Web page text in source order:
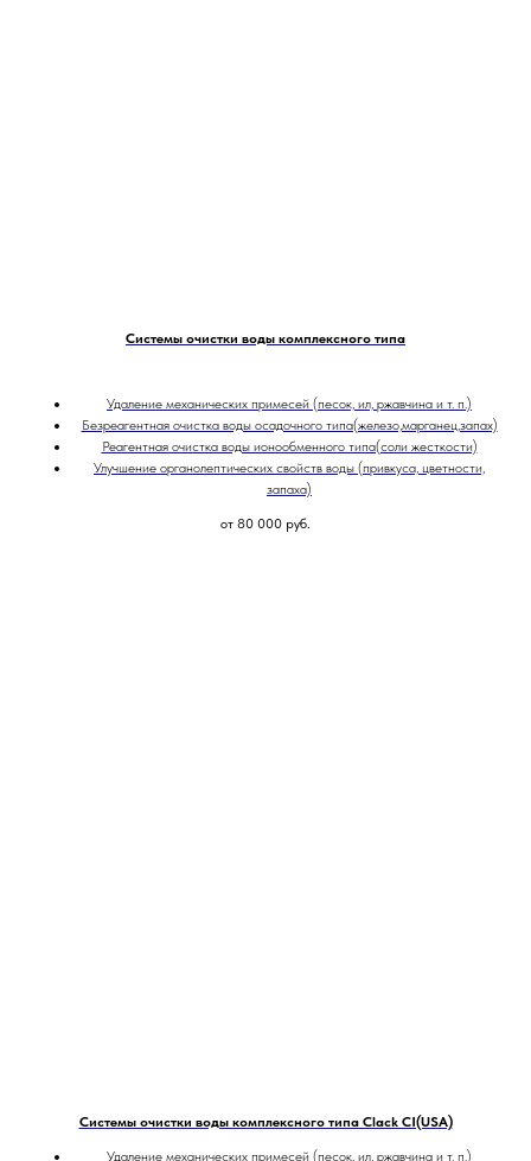
Системы очистки воды комплексного типа
Удаление механических примесей (песок, ил, ржавчина и т. п.)
Безреагентная очистка воды осадочного типа(железо,марганец,запах)
Реагентная очистка воды ионообменного типа(соли жесткости)
Улучшение органолептических свойств воды (привкуса, цветности,
запаха)
от 80 000 руб.
Системы очистки воды комплексного типа Clack CI(USA)
Удаление механических примесей (песок, ил, ржавчина и т. п.)